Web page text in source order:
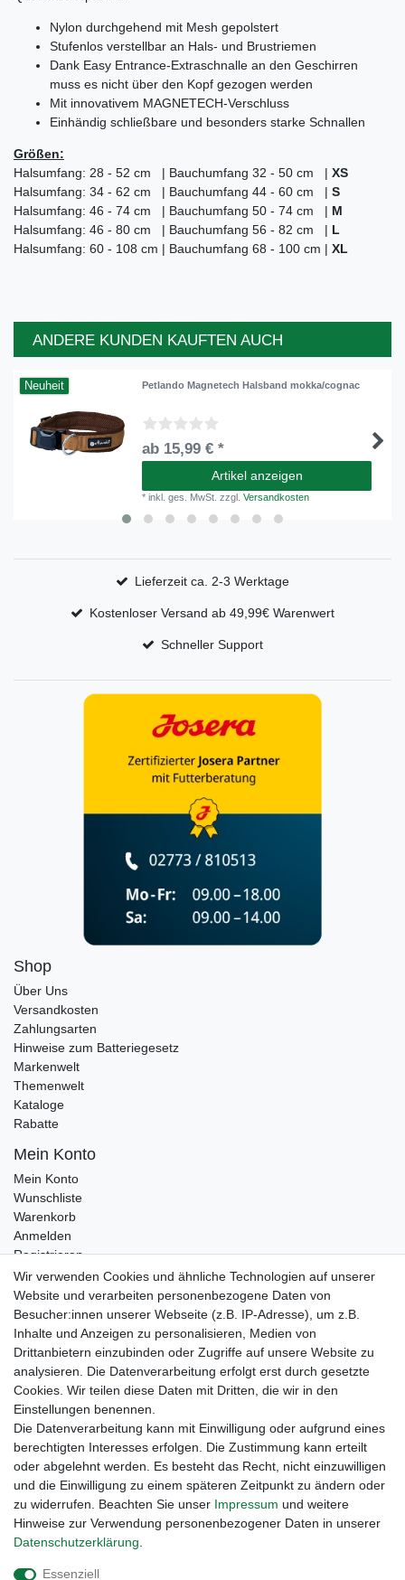
Nylon durchgehend mit Mesh gepolstert
Stufenlos verstellbar an Hals- und Brustriemen
Dank Easy Entrance-Extraschnalle an den Geschirren
muss es nicht über den Kopf gezogen werden
Mit innovativem MAGNETECH-Verschluss
Einhändig schließbare und besonders starke Schnallen
Größen:
Halsumfang: 28 - 52 cm | Bauchumfang 32 - 50 cm | XS
Halsumfang: 34 - 62 cm | Bauchumfang 44 - 60 cm | S
Halsumfang: 46 - 74 cm | Bauchumfang 50 - 74 cm | M
Halsumfang: 46 - 80 cm | Bauchumfang 56 - 82 cm | L
Halsumfang: 60 - 108 cm | Bauchumfang 68 - 100 cm | XL
ANDERE KUNDEN KAUFTEN AUCH
Neuheit Petlando Magnetech Halsband mokka/cognac
ab 15,99 € *
Artikel anzeigen
*inkl. ges. MwSt. zzgl.Versandkosten
Lieferzeit ca. 2-3 Werktage
Kostenloser Versand ab 49,99€ Warenwert
Schneller Support
Shop
Über Uns
Versandkosten
Zahlungsarten
Hinweise zum Batteriegesetz
Markenwelt
Themenwelt
Kataloge
Rabatte
Mein Konto
Mein Konto
Wunschliste
Warenkorb
Anmelden
Registrieren
Kontakt
Newsletter Anmeldung
Newsletter Abmeldung
Widerrufs­recht
Wir verwenden Cookies und ähnliche Technologien auf unserer
Website und verarbeiten personenbezogene Daten von
Besucher:innen unserer Webseite (z.B. IP-Adresse), um z.B.
Inhalte und Anzeigen zu personalisieren, Medien von
Drittanbietern einzubinden oder Zugriffe auf unsere Website zu
analysieren. Die Datenverarbeitung erfolgt erst durch gesetzte
Cookies. Wir teilen diese Daten mit Dritten, die wir in den
Einstellungen benennen.
Die Datenverarbeitung kann mit Einwilligung oder aufgrund eines
berechtigten Interesses erfolgen. Die Zustimmung kann erteilt
oder abgelehnt werden. Es besteht das Recht, nicht einzuwilligen
und die Einwilligung zu einem späteren Zeitpunkt zu ändern oder
zu widerrufen. Beachten Sie unser Impressum und weitere
Hinweise zur Verwendung personenbezogener Daten in unserer
Daten­schutz­erklärung
Essenziell